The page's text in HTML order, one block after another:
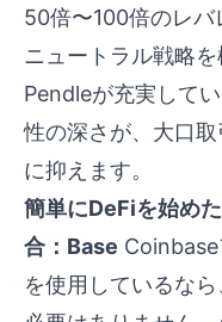
50倍〜100倍のレバ
ニュートラル戦略
Pendleが充実して
性の深さが、大口
に抑えます。
簡単にDeFiを始め
合：Base Coinbase
を使用しているな